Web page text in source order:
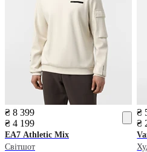
₴ 8 399
₴ 4 199
EA7 Athletic Mix
Світшот
₴
₴